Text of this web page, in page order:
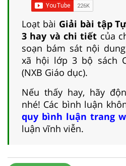
Loạt bài Giải bài tập
3 hay và chi tiết của
soạn bám sát nội
xã hội lớp 3 bộ sách
(NXB Giáo dục).
Nếu thấy hay, hãy
nhé! Các bình luận
quy bình luận trang
luận vĩnh viễn.